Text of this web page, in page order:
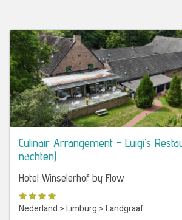
Culinair Arrangement - Luigi’s
nachten)
Hotel Winselerhof by Flow
Nederland >Limburg >Landgraaf